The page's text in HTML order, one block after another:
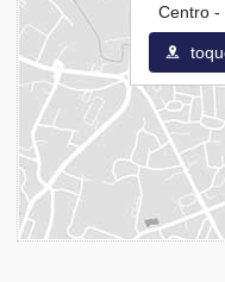
Centro -